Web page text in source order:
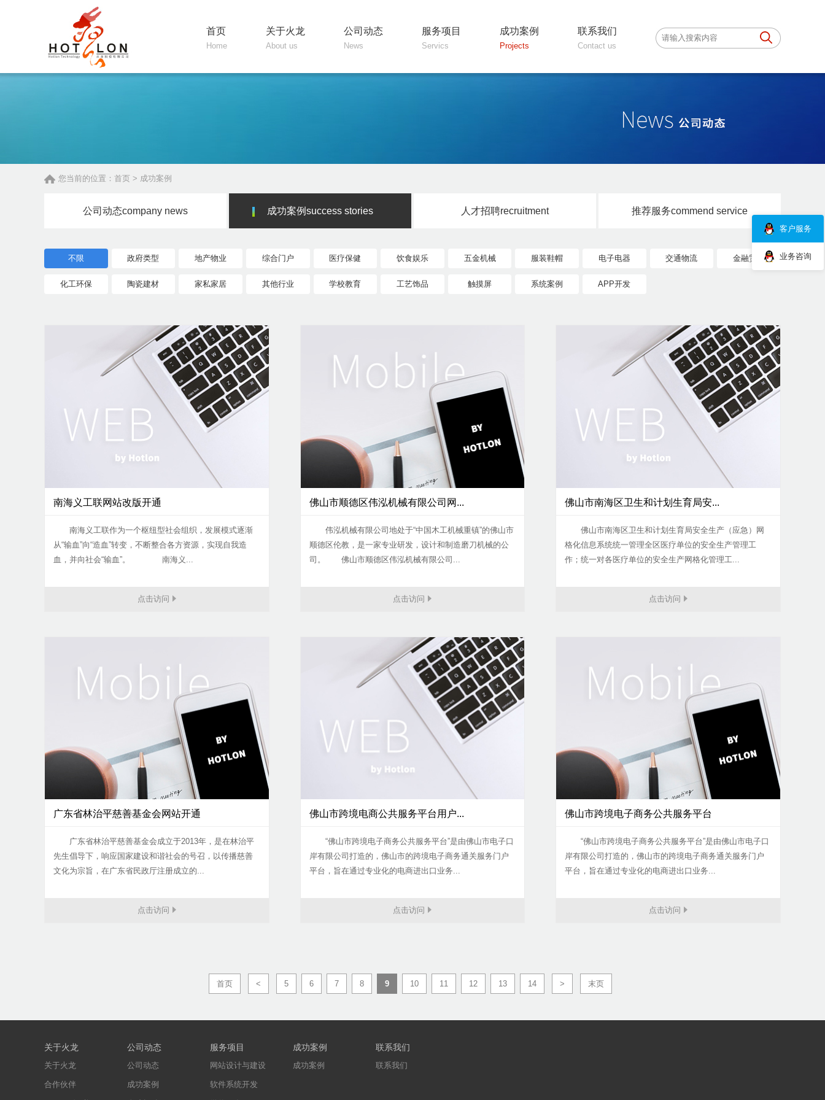
首页
Home
关于火龙
About us
公司动态
News
服务项目
Servics
成功案例
Projects
联系我们
Contact us
您当前的位置： 首页 > 成功案例
公司动态company news 成功案例success stories 人才招聘recruitment 推荐服务commend service
不限 政府类型 地产物业 综合门户 医疗保健 饮食娱乐 五金机械 服装鞋帽 电子电器 交通物流 金融贸易
化工环保 陶瓷建材 家私家居 其他行业 学校教育 工艺饰品 触摸屏 系统案例 APP开发
南海义工联网站改版开通
南海义工联作为一个枢纽型社会组织，发展模式逐渐
从“输血”向“造血”转变，不断整合各方资源，实现自我造
血，并向社会“输血”。 南海义...
点击访问
佛山市顺德区伟泓机械有限公司网...
伟泓机械有限公司地处于“中国木工机械重镇”的佛山市
顺德区伦教，是一家专业研发，设计和制造磨刀机械的公
司。 佛山市顺德区伟泓机械有限公司...
点击访问
佛山市南海区卫生和计划生育局安...
佛山市南海区卫生和计划生育局安全生产（应急）网
格化信息系统统一管理全区医疗单位的安全生产管理工
作；统一对各医疗单位的安全生产网格化管理工...
点击访问
广东省林治平慈善基金会网站开通
广东省林治平慈善基金会成立于2013年，是在林治平
先生倡导下，响应国家建设和谐社会的号召，以传播慈善
文化为宗旨，在广东省民政厅注册成立的...
点击访问
佛山市跨境电商公共服务平台用户...
“佛山市跨境电子商务公共服务平台”是由佛山市电子口
岸有限公司打造的，佛山市的跨境电子商务通关服务门户
平台，旨在通过专业化的电商进出口业务...
点击访问
佛山市跨境电子商务公共服务平台
“佛山市跨境电子商务公共服务平台”是由佛山市电子口
岸有限公司打造的，佛山市的跨境电子商务通关服务门户
平台，旨在通过专业化的电商进出口业务...
点击访问
首页 < 5 6 7 8 9 10 11 12 13 14 > 末页
关于火龙
关于火龙
合作伙伴
公司动态
公司动态
成功案例
服务项目
网站设计与建设
软件系统开发
成功案例
成功案例
联系我们
联系我们
客户服务
业务咨询